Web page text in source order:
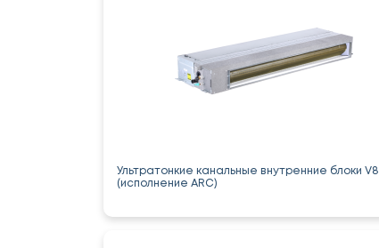
Ультратонкие канальные внутренние блоки V8
(исполнение ARC)